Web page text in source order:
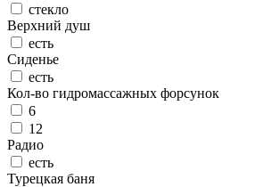
стекло
Верхний душ
есть
Сиденье
есть
Кол-во гидромассажных форсунок
6
12
Радио
есть
Турецкая баня